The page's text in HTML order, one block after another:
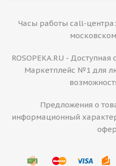
Часы работы call-
ROSOPEKA.RU -
Маркетплейс №1 для
Предложения о
информационный